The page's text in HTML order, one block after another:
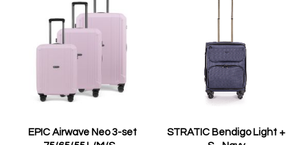
EPIC Airwave Neo 3-set
STRATIC Bendigo Light +